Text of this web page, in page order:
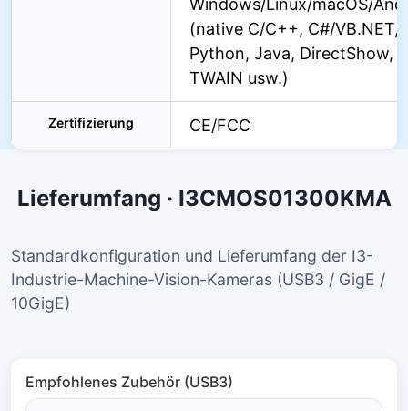
Windows/Linux/macOS/
(native C/C++, C#/VB.NET,
Python, Java, DirectShow,
TWAIN usw.)
Zertifizierung CE/FCC
Lieferumfang · I3CMOS01300KMA
Standardkonfiguration und Lieferumfang der I3-
Industrie-Machine-Vision-Kameras (USB3 / GigE /
10GigE)
Empfohlenes Zubehör (USB3)